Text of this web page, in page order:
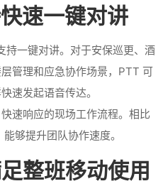
速一键对讲
一键对讲。对于安保巡更、酒
管理和应急协作场景，PTT 可
速发起语音传达。
速响应的现场工作流程。相比
够提升团队协作速度。
整班移动使用